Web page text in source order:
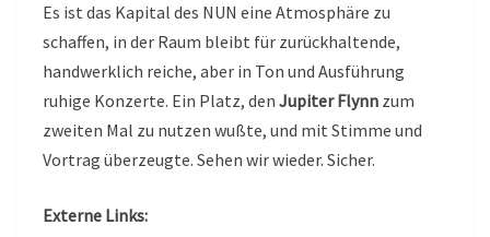
Es ist das Kapital des NUN eine Atmosphäre zu
schaffen, in der Raum bleibt für zurückhaltende,
handwerklich reiche, aber in Ton und Ausführung
ruhige Konzerte. Ein Platz, den Jupiter Flynn zum
zweiten Mal zu nutzen wußte, und mit Stimme und
Vortrag überzeugte. Sehen wir wieder. Sicher.
Externe Links: